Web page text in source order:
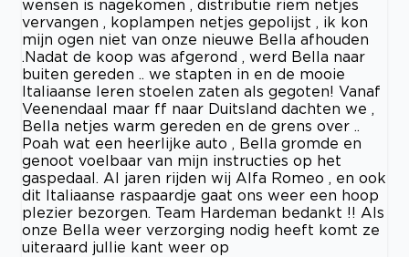
wensen is nagekomen , distributie riem netjes
vervangen , koplampen netjes gepolijst , ik kon
mijn ogen niet van onze nieuwe Bella afhouden
.Nadat de koop was afgerond , werd Bella naar
buiten gereden .. we stapten in en de mooie
Italiaanse leren stoelen zaten als gegoten! Vanaf
Veenendaal maar ff naar Duitsland dachten we ,
Bella netjes warm gereden en de grens over ..
Poah wat een heerlijke auto , Bella gromde en
genoot voelbaar van mijn instructies op het
gaspedaal. Al jaren rijden wij Alfa Romeo , en ook
dit Italiaanse raspaardje gaat ons weer een hoop
plezier bezorgen. Team Hardeman bedankt !! Als
onze Bella weer verzorging nodig heeft komt ze
uiteraard jullie kant weer op